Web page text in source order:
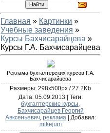
Главная » Картинки »
Учебные заведения »
Курсы Бахчисарайцева »
Курсы Г.А. Бахчисарайцева
Реклама бухгалтерских курсов Г.А.
Бахчисарайцева
Размеры: 298x500px / 27.2Kb
Дата: 05.09.2013 | Теги:
бухгалтерские курсы,
Бахчисарайцев Георгий
Авксеньевич, реклама| Добавил:
mikejum